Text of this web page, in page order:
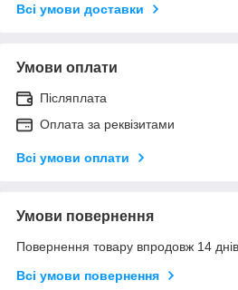
Всі умови доставки
Умови оплати
Післяплата
Оплата за реквізитами
Всі умови оплати
Умови повернення
Повернення товару впродовж 14
Всі умови повернення